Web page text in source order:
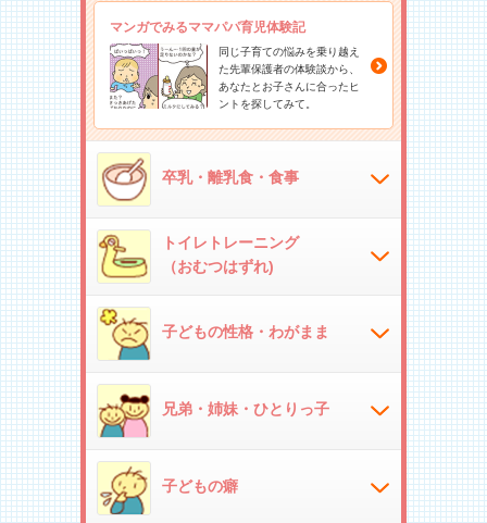
マンガでみるママパパ育児体験記
同じ子育ての悩みを乗り越え
た先輩保護者の体験談から、
あなたとお子さんに合ったヒ
ントを探してみて。
卒乳・離乳食・食事
トイレトレーニング
（おむつはずれ)
子どもの性格・わがまま
兄弟・姉妹・ひとりっ子
子どもの癖